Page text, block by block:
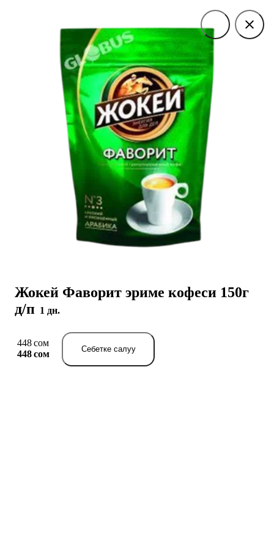
Жокей Фаворит эриме кофеси 150г
д/п 1 дн.
448 сом
448 сом
Себетке салуу